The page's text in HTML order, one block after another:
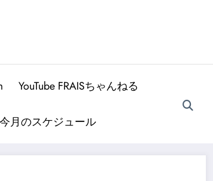
YouTube FRAISちゃんねる
今月のスケジュール